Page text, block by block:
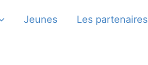
Jeunes Les partenaires